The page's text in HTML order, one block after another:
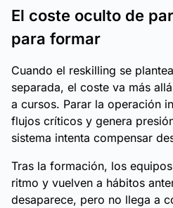
El coste oculto de
para formar
Cuando el reskilling se
separada, el coste va más
a cursos. Parar la operación
flujos críticos y genera
sistema intenta compensar
Tras la formación, los
ritmo y vuelven a hábitos
desaparece, pero no llega a